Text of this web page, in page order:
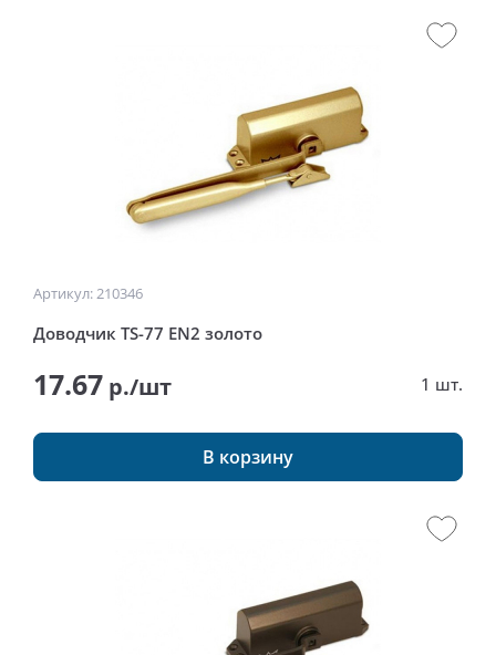
Артикул: 210346
Доводчик TS-77 EN2 золото
17.67 р./шт 1 шт.
В корзину